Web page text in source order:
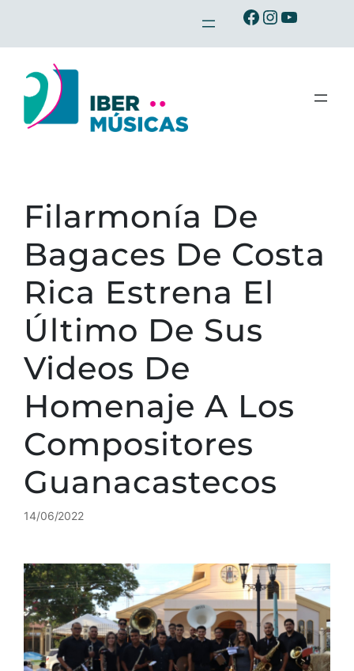
contenido
Ibermusicas en Facebook
Ibermusicas en Instagram
Ibermusicas en Youtube
Filarmonía De
Bagaces De Costa
Rica Estrena El
Último De Sus
Videos De
Homenaje A Los
Compositores
Guanacastecos
14/06/2022